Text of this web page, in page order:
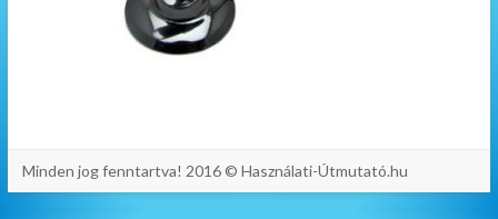
Minden jog fenntartva! 2016 © Használati-Útmutató.hu